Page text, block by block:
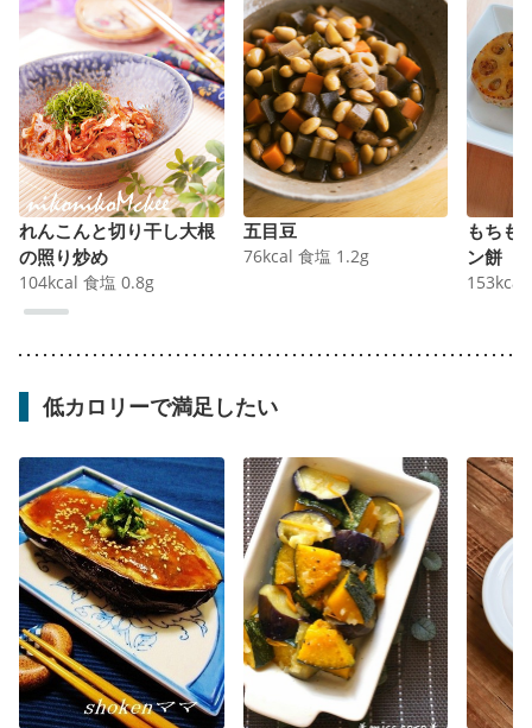
れんこんと切り干し大根
の照り炒め
104kcal 食塩 0.8g
五目豆
76kcal 食塩 1.2g
もちも
ン餅
153kcal
低カロリーで満足したい